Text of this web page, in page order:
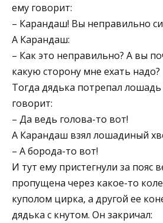
ему говорит:
– Карандаш! Вы неправильно
А Карандаш:
– Как это неправильно? А вы
какую сторону мне ехать надо?
Тогда дядька потрепал
говорит:
– Да ведь голова-то вот!
А Карандаш взял лошадиный
– А борода-то вот!
И тут ему пристегнули за пояс
пропущена через какое-то
куполом цирка, а другой ее
дядька с кнутом. Он закричал: